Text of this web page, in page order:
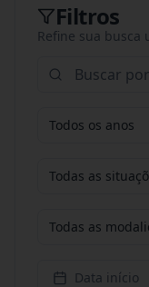
Filtros
Refine sua busca
Todos os anos
Todas as
Todas as
Data início